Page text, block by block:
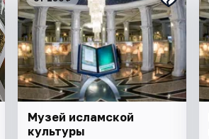
Музей исламской
культуры